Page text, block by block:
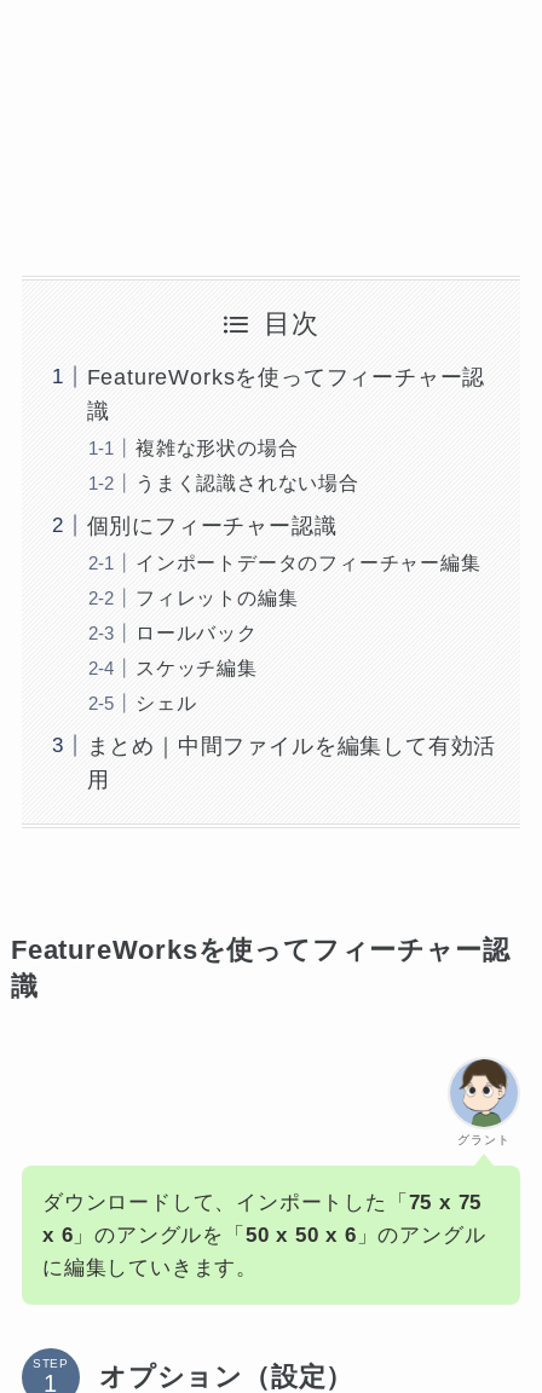
目次
FeatureWorksを使ってフィーチャー認
識
複雑な形状の場合
うまく認識されない場合
個別にフィーチャー認識
インポートデータのフィーチャー編集
フィレットの編集
ロールバック
スケッチ編集
シェル
まとめ｜中間ファイルを編集して有効活
用
FeatureWorksを使ってフィーチャー認
識
グラント
ダウンロードして、インポートした「 75 x 75
x 6 」のアングルを「 50 x 50 x 6 」のアングル
に編集していきます。
STEP オプション（設定）